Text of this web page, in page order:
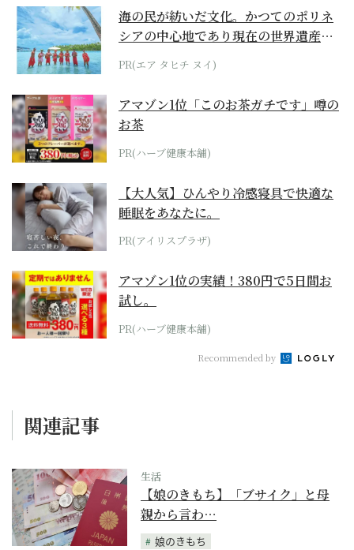
海の民が紡いだ文化。かつてのポリネ
シアの中心地であり現在の世界遺産か
らみえてくる...
PR(エア タヒチ ヌイ)
アマゾン1位「このお茶ガチです」噂の
お茶
PR(ハーブ健康本舗)
【大人気】ひんやり冷感寝具で快適な
睡眠をあなたに。
PR(アイリスプラザ)
アマゾン1位の実績！380円で5日間お
試し。
PR(ハーブ健康本舗)
Recommended by
関連記事
生活
【娘のきもち】「ブサイク」と母
親から言わ…
娘のきもち